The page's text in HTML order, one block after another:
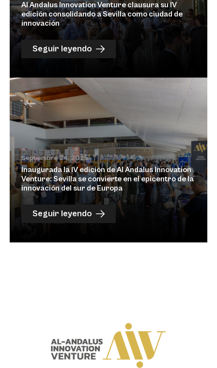
Al Andalus Innovation Venture clausura su IV
edición consolidando a Sevilla como ciudad de
innovación
Seguir leyendo
Septiembre 24, 2025
Inaugurada la IV edición de Al Andalus Innovation
Venture: Sevilla se convierte en el epicentro de la
innovación del sur de Europa
Seguir leyendo